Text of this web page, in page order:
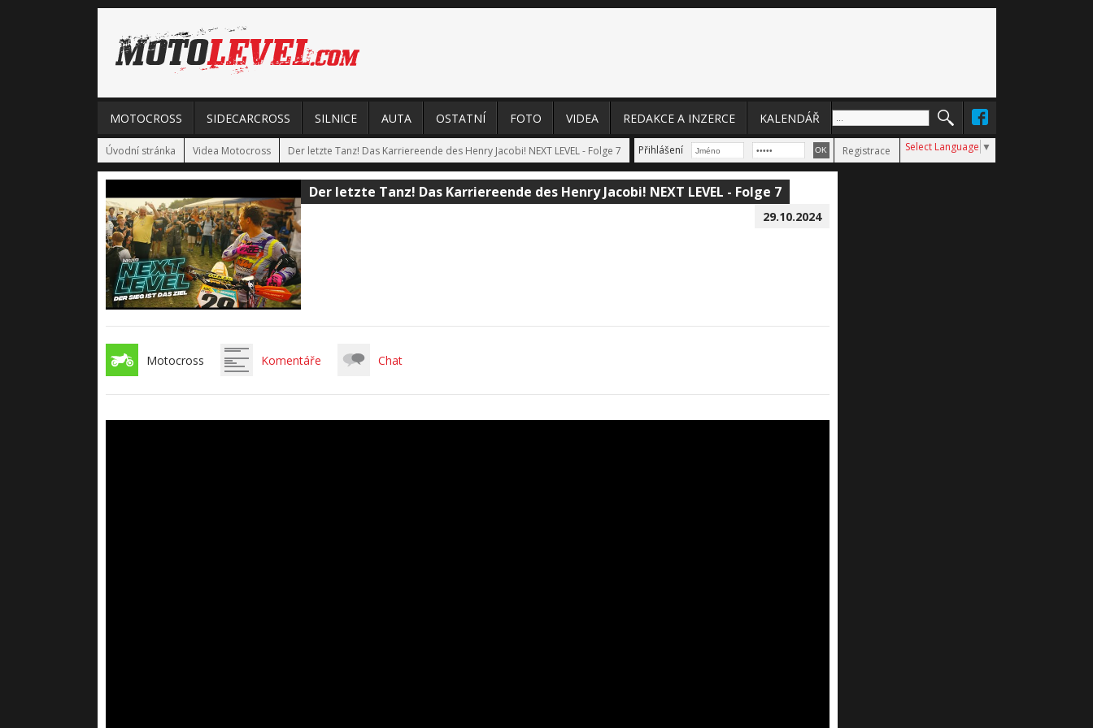
MOTOCROSS SIDECARCROSS SILNICE AUTA OSTATNÍ FOTO VIDEA REDAKCE A INZERCE KALENDÁŘ
Úvodní stránka Videa Motocross Der letzte Tanz! Das Karriereende des Henry Jacobi! NEXT LEVEL - Folge 7 Přihlášení Registrace Select Language ▼
Der letzte Tanz! Das Karriereende des Henry Jacobi! NEXT LEVEL - Folge 7
29.10.2024
Motocross Komentáře Chat